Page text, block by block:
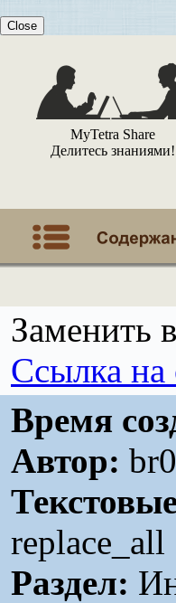
Close
MyTetra Share
Делитесь знаниями!
Заменить
Ссылка на
Время
Автор:
replace_all
Раздел: